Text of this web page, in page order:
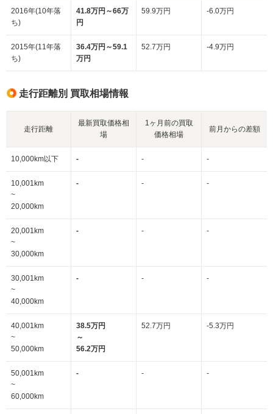
2016年(10年落
ち)
41.8万円～66万
円
59.9万円 -6.0万円
2015年(11年落
ち)
36.4万円～59.1
万円
52.7万円 -4.9万円
走行距離別 買取相場情報
走行距離
最新買取価格相
場
1ヶ月前の買取
価格相場
前月からの差額
10,000km以下 - - -
10,001km
~
20,000km
- - -
20,001km
~
30,000km
- - -
30,001km
~
40,000km
- - -
40,001km
~
50,000km
38.5万円
～
56.2万円
52.7万円 -5.3万円
50,001km
~
60,000km
- - -